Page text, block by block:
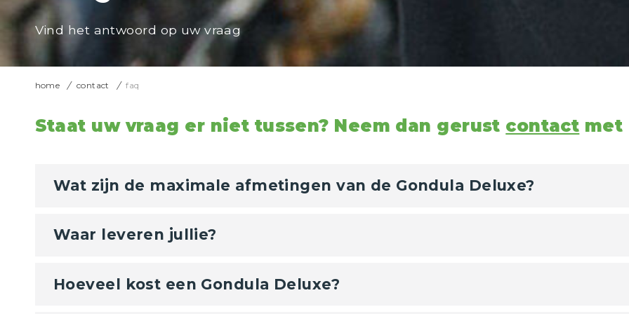
Vind het antwoord op uw vraag
home contact faq
Staat uw vraag er niet tussen? Neem dan gerust contact met
Wat zijn de maximale afmetingen van de Gondula Deluxe?
Waar leveren jullie?
Hoeveel kost een Gondula Deluxe?